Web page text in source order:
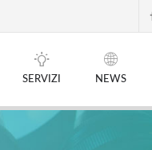
SERVIZI NEWS